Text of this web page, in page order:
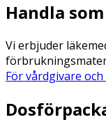
Handla
Vi erbjuder
För vårdgivare